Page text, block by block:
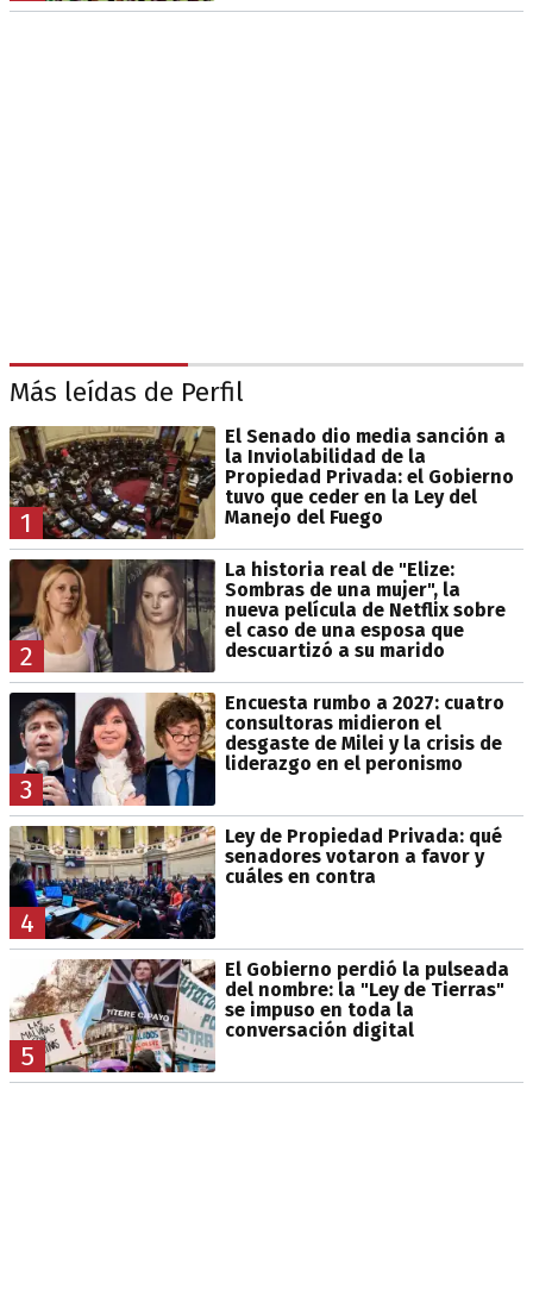
Más leídas de Perfil
1
El Senado dio media sanción a
la Inviolabilidad de la
Propiedad Privada: el Gobierno
tuvo que ceder en la Ley del
Manejo del Fuego
2
La historia real de "Elize:
Sombras de una mujer", la
nueva película de Netflix sobre
el caso de una esposa que
descuartizó a su marido
3
Encuesta rumbo a 2027: cuatro
consultoras midieron el
desgaste de Milei y la crisis de
liderazgo en el peronismo
4
Ley de Propiedad Privada: qué
senadores votaron a favor y
cuáles en contra
5
El Gobierno perdió la pulseada
del nombre: la "Ley de Tierras"
se impuso en toda la
conversación digital